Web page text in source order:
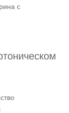
с